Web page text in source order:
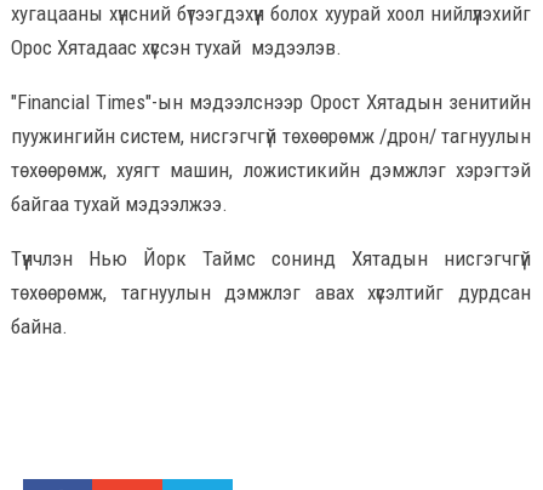
хугацааны хүнсний бүтээгдэхүүн болох хуурай хоол нийлүүлэхийг
Орос Хятадаас хүссэн тухай мэдээлэв.
"Financial Times"-ын мэдээлснээр Орост Хятадын зенитийн
пуужингийн систем, нисгэгчгүй төхөөрөмж /дрон/ тагнуулын
төхөөрөмж, хуягт машин, ложистикийн дэмжлэг хэрэгтэй
байгаа тухай мэдээлжээ.
Түүнчлэн Нью Йорк Таймс сонинд Хятадын нисгэгчгүй
төхөөрөмж, тагнуулын дэмжлэг авах хүсэлтийг дурдсан
байна.